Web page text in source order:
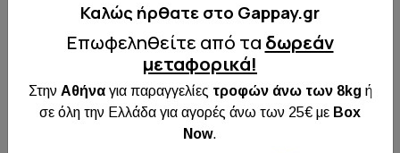
Καλώς ήρθατε στo Gappay.gr
Επωφεληθείτε από τα δωρεάν
μεταφορικά!
Στην Αθήνα για παραγγελίες τροφών άνω των 8kg ή
σε όλη την Ελλάδα για αγορές άνω των 25€ με Box
Now.